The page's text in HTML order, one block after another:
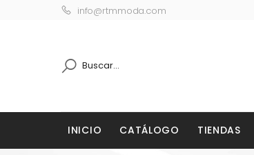
info@rtmmoda.com
INICIO CATÁLOGO TIENDAS